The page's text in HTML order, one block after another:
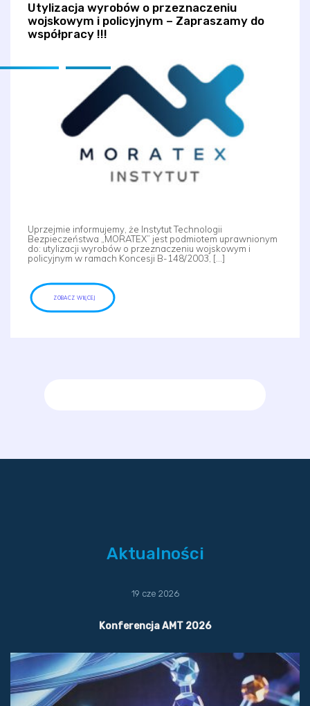
Utylizacja wyrobów o przeznaczeniu
wojskowym i policyjnym – Zapraszamy do
współpracy !!!
Uprzejmie informujemy, że Instytut Technologii
Bezpieczeństwa „MORATEX” jest podmiotem uprawnionym
do: utylizacji wyrobów o przeznaczeniu wojskowym i
policyjnym w ramach Koncesji B-148/2003, […]
ZOBACZ WIĘCEJ
Aktualności
19 cze 2026
Konferencja AMT 2026